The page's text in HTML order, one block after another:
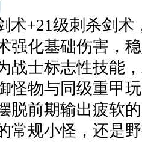
+21级刺杀剑术
强化基础伤害，
战士标志性技能
怪物与同级重甲
脱前期输出疲软
常规小怪，还是